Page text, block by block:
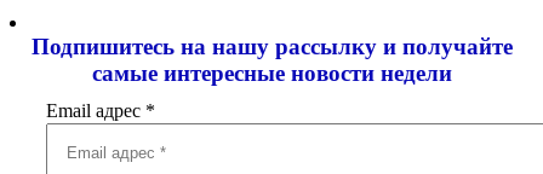
Подпишитесь на нашу рассылку и получайте
самые интересные новости недели
Email адрес *